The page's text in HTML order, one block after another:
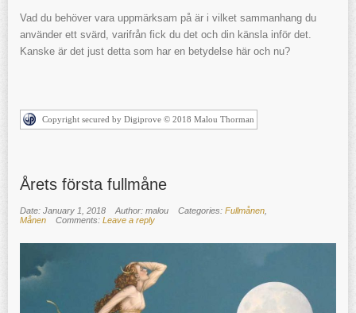
Vad du behöver vara uppmärksam på är i vilket sammanhang du
använder ett svärd, varifrån fick du det och din känsla inför det.
Kanske är det just detta som har en betydelse här och nu?
Copyright secured by Digiprove © 2018 Malou Thorman
Årets första fullmåne
Date: January 1, 2018 Author: malou Categories: Fullmånen,
Månen
Comments: Leave a reply